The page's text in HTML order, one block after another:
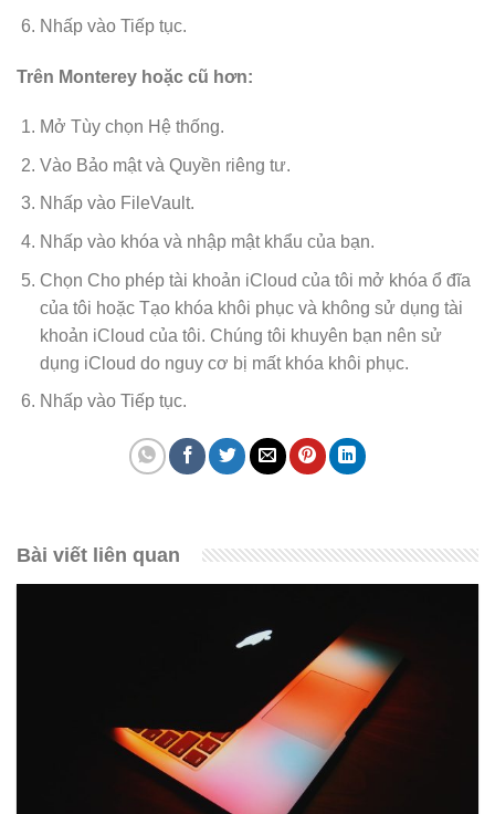
Nhấp vào Tiếp tục.
Trên Monterey hoặc cũ hơn:
Mở Tùy chọn Hệ thống.
Vào Bảo mật và Quyền riêng tư.
Nhấp vào FileVault.
Nhấp vào khóa và nhập mật khẩu của bạn.
Chọn Cho phép tài khoản iCloud của tôi mở khóa ổ đĩa
của tôi hoặc Tạo khóa khôi phục và không sử dụng tài
khoản iCloud của tôi. Chúng tôi khuyên bạn nên sử
dụng iCloud do nguy cơ bị mất khóa khôi phục.
Nhấp vào Tiếp tục.
Bài viết liên quan